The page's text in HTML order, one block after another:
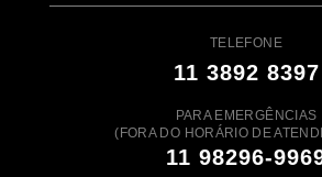
TELEFONE
11 3892 8397
PARA EMERGÊNCIAS
(FORA DO HORÁRIO DE
11 98296-